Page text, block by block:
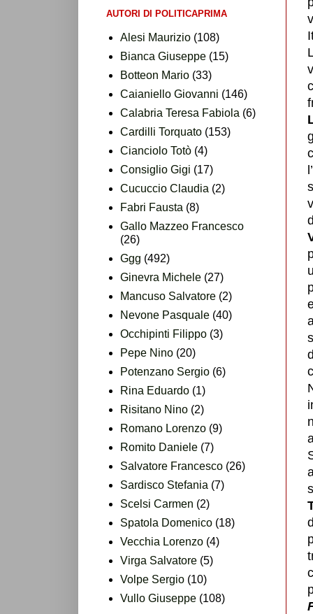
AUTORI DI POLITICAPRIMA
Alesi Maurizio (108)
Bianca Giuseppe (15)
Botteon Mario (33)
Caianiello Giovanni (146)
Calabria Teresa Fabiola (6)
Cardilli Torquato (153)
Cianciolo Totò (4)
Consiglio Gigi (17)
Cucuccio Claudia (2)
Fabri Fausta (8)
Gallo Mazzeo Francesco
(26)
Ggg (492)
Ginevra Michele (27)
Mancuso Salvatore (2)
Nevone Pasquale (40)
Occhipinti Filippo (3)
Pepe Nino (20)
Potenzano Sergio (6)
Rina Eduardo (1)
Risitano Nino (2)
Romano Lorenzo (9)
Romito Daniele (7)
Salvatore Francesco (26)
Sardisco Stefania (7)
Scelsi Carmen (2)
Spatola Domenico (18)
Vecchia Lorenzo (4)
Virga Salvatore (5)
Volpe Sergio (10)
Vullo Giuseppe (108)